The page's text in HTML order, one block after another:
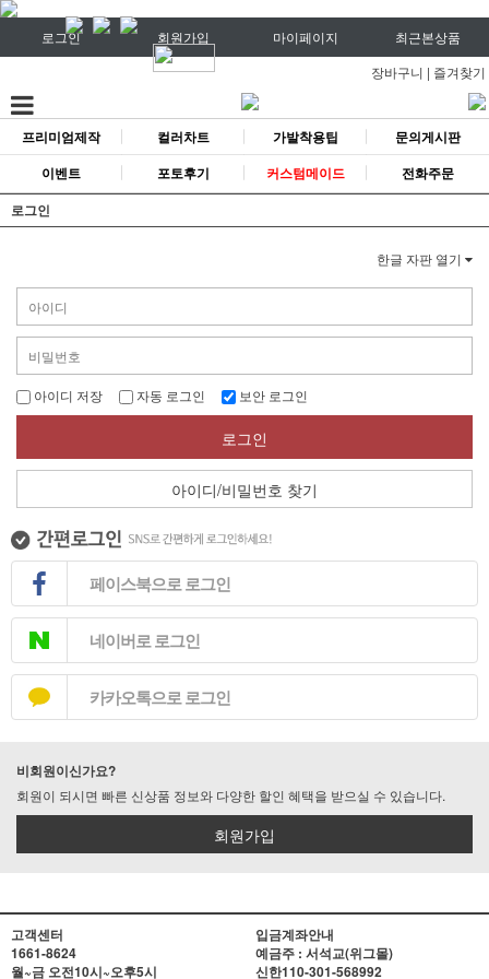
로그인 회원가입 마이페이지
최근본상품
장바구니 | 즐겨찾기
프리미엄제작 컬러차트 가발착용팁
문의게시판
이벤트
포토후기 커스텀메이드
전화주문
로그인
한글 자판 열기
아이디 저장 자동 로그인 보안 로그인
로그인
아이디/비밀번호 찾기
페이스북으로 로그인
네이버로 로그인
카카오톡으로 로그인
비회원이신가요?
회원이 되시면 빠른 신상품 정보와 다양한 할인 혜택을 받으실 수 있습니다.
회원가입
고객센터
1661-8624
월~금 오전10시~오후5시
입금계좌안내
예금주 : 서석교(위그몰)
신한110-301-568992